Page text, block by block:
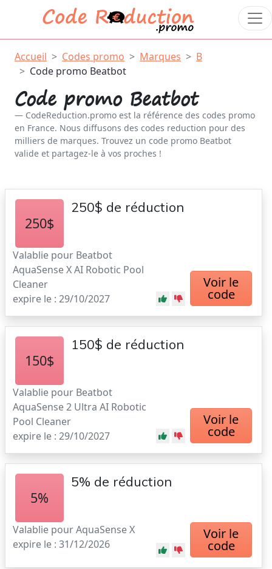
Accueil Codes promo Marques
B
Code promo Beatbot
Code promo Beatbot
CodeReduction.promo est la référence des codes promo
en France. Nous diffusons des codes reduction pour des
milliers de marques. Trouvez un code promo Beatbot
valide et partagez-le à vos proches !
250$
250$ de réduction
Valablie pour Beatbot
AquaSense X AI Robotic Pool
Cleaner
expire le : 29/10/2027
Voir le
code
150$
150$ de réduction
Valablie pour Beatbot
AquaSense 2 Ultra AI Robotic
Pool Cleaner
expire le : 29/10/2027
Voir le
code
5%
5% de réduction
Valablie pour AquaSense X
expire le : 31/12/2026
Voir le
code